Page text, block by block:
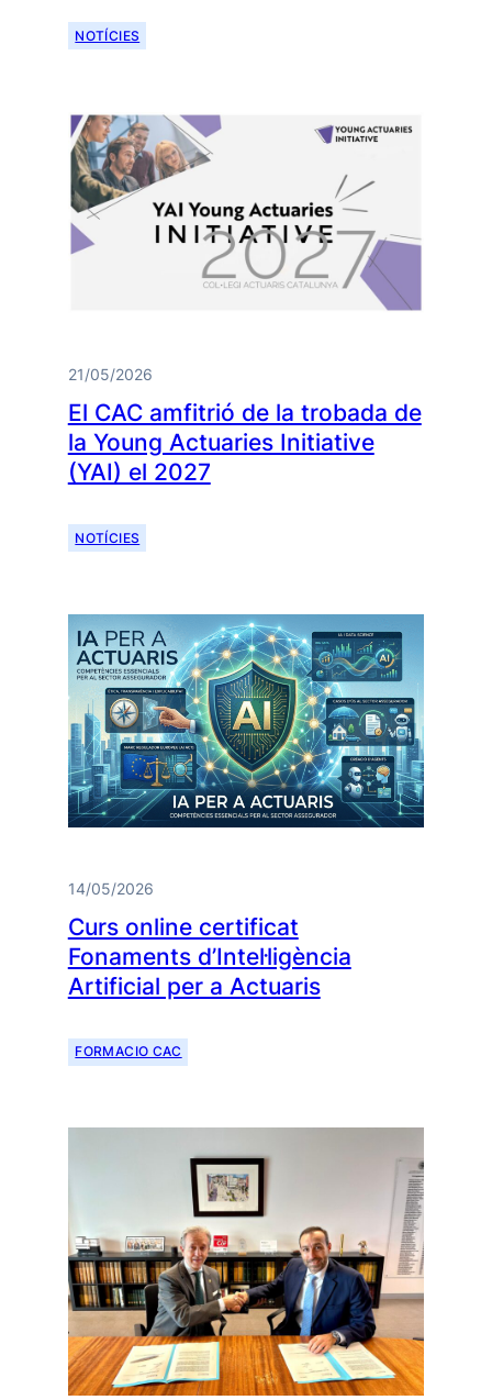
NOTÍCIES
21/05/2026
El CAC amfitrió de la trobada de
la Young Actuaries Initiative
(YAI) el 2027
NOTÍCIES
14/05/2026
Curs online certificat
Fonaments d’Intel·ligència
Artificial per a Actuaris
FORMACIO CAC